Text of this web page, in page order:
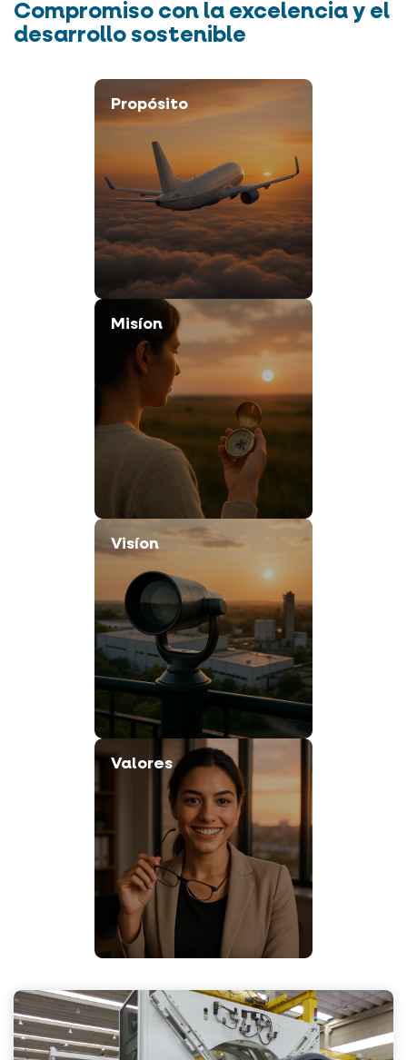
Compromiso con la excelencia y el
desarrollo sostenible
Propósito
Misíon
Visíon
Valores